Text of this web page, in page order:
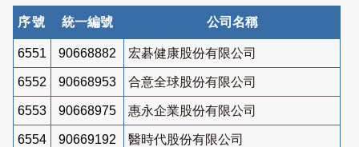
序號 統一編號 公司名稱
6551 90668882 宏碁健康股份有限公司
6552 90668953 合意全球股份有限公司
6553 90668975 惠永企業股份有限公司
6554 90669192 醫時代股份有限公司